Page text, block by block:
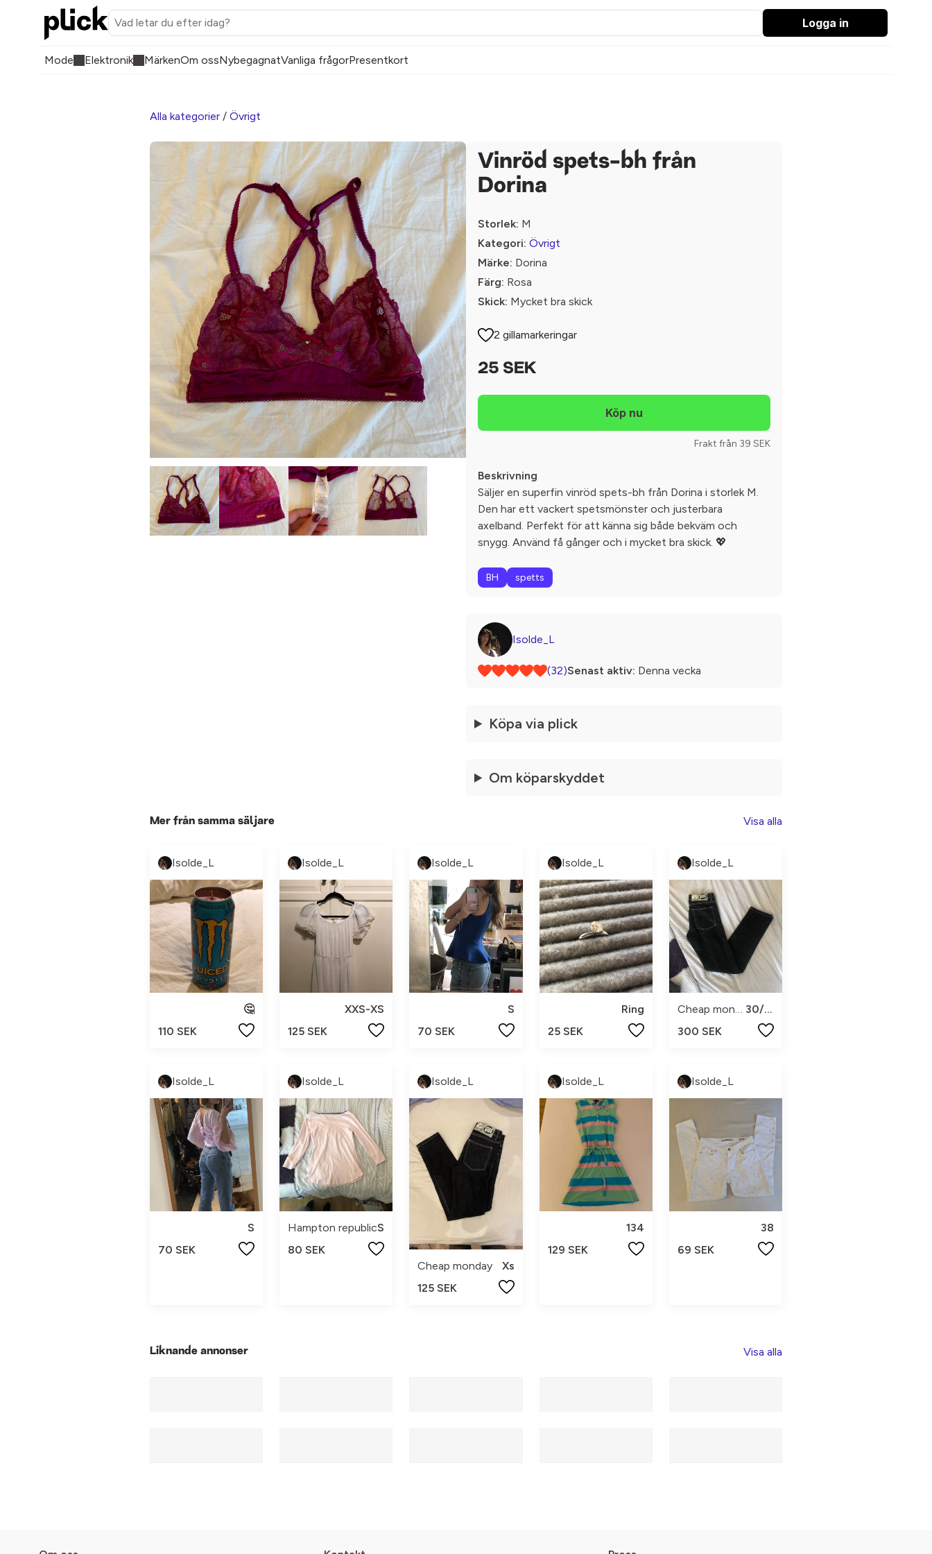
Logga in
Mode Elektronik MärkenOm ossNybegagnatVanliga frågorPresentkort
Alla kategorier / Övrigt
Vinröd spets-bh från
Dorina
Storlek: M
Kategori: Övrigt
Märke: Dorina
Färg: Rosa
Skick: Mycket bra skick
2 gillamarkeringar
25 SEK
Frakt från 39 SEK
Beskrivning
Säljer en superfin vinröd spets-bh från Dorina i storlek M.
Den har ett vackert spetsmönster och justerbara
axelband. Perfekt för att känna sig både bekväm och
snygg. Använd få gånger och i mycket bra skick. 💖
BH spetts
Isolde_L
(32)Senast aktiv: Denna vecka
Köpa via plick
Om köparskyddet
Mer från samma säljare Visa alla
Isolde_L
🤔
110 SEK
Isolde_L
XXS-XS
125 SEK
Isolde_L
S
70 SEK
Isolde_L
Ring
25 SEK
Isolde_L
Cheap monday
30/32
300 SEK
Isolde_L
S
70 SEK
Isolde_L
Hampton republicS
80 SEK
Isolde_L
Cheap monday
Xs
125 SEK
Isolde_L
134
129 SEK
Isolde_L
38
69 SEK
Liknande annonser Visa alla